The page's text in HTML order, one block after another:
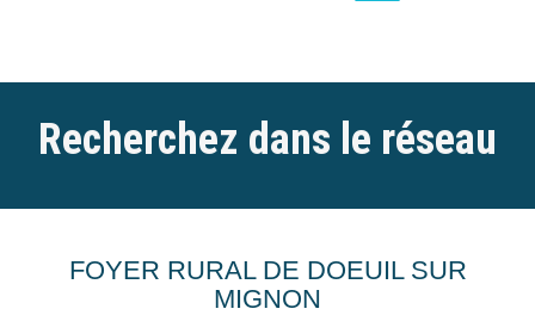
Recherchez dans le réseau
FOYER RURAL DE DOEUIL SUR
MIGNON